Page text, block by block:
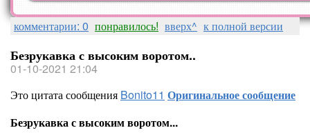
комментарии: 0 понравилось! вверх^ к полной версии
Безрукавка с высоким воротом..
01-10-2021 21:04
Это цитата сообщения Bonito11 Оригинальное сообщение
Безрукавка с высоким воротом...